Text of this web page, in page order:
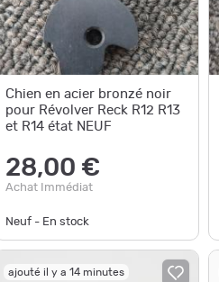
Chien en acier bronzé noir
pour Révolver Reck R12 R13
et R14 état NEUF
28,00 €
Achat Immédiat
Neuf - En stock
ajouté il y a 14 minutes